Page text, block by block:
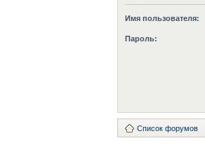
Имя пользователя:
Пароль:
Список форумов